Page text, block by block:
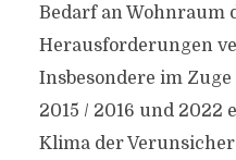
Bedarf an Wohnraum
Herausforderungen
Insbesondere im
2015 / 2016 und 2022
Klima der